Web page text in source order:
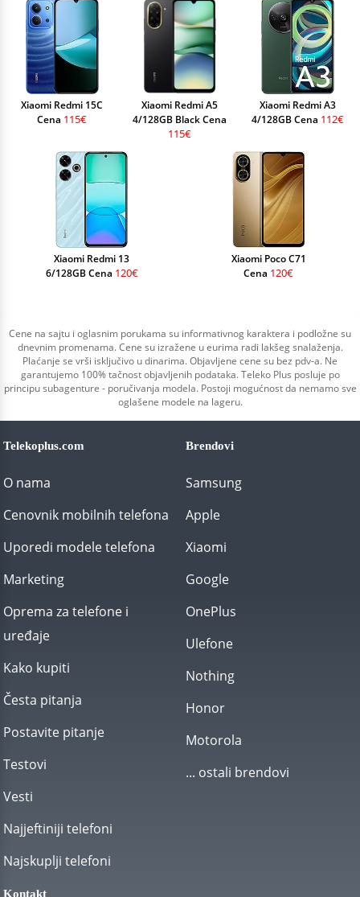
Xiaomi Redmi 15C
Cena 115€
Xiaomi Redmi A5
4/128GB Black Cena
115€
Xiaomi Redmi A3
4/128GB Cena 112€
Xiaomi Redmi 13
6/128GB Cena 120€
Xiaomi Poco C71
Cena 120€
Cene na sajtu i oglasnim porukama su informativnog karaktera i podložne su
dnevnim promenama. Cene su izražene u eurima radi lakšeg snalaženja.
Plaćanje se vrši isključivo u dinarima. Objavljene cene su bez pdv-a. Ne
garantujemo 100% tačnost objavljenih podataka. Teleko Plus posluje po
principu subagenture - poručivanja modela. Postoji mogućnost da nemamo sve
oglašene modele na lageru.
Telekoplus.com
O nama
Cenovnik mobilnih telefona
Uporedi modele telefona
Marketing
Oprema za telefone i
uređaje
Kako kupiti
Česta pitanja
Postavite pitanje
Testovi
Vesti
Najjeftiniji telefoni
Najskuplji telefoni
Brendovi
Samsung
Apple
Xiaomi
Google
OnePlus
Ulefone
Nothing
Honor
Motorola
... ostali brendovi
Kontakt